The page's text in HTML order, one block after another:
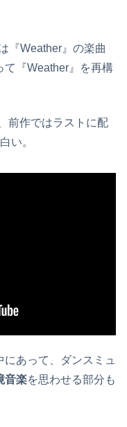
『Weather』の楽曲
て『Weather』を再構
前作ではラストに配
い。
あって、ダンスミュ
音楽を思わせる部分も